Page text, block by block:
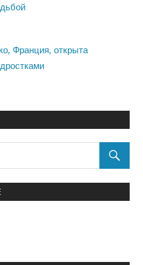
Франция, открыта